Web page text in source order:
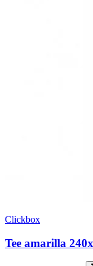
Clickbox
Tee amarilla